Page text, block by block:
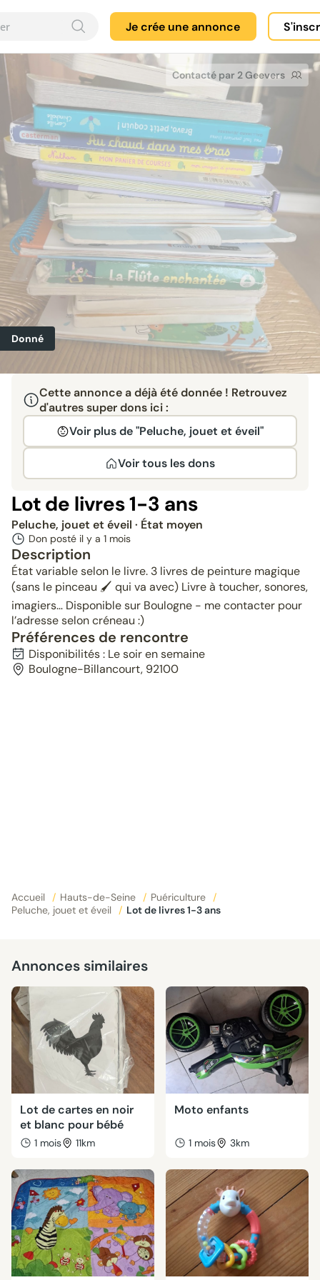
Je crée une annonce
Contacté par 2 Geevers
Donné
Cette annonce a déjà été donnée ! Retrouvez
d'autres super dons ici :
Voir plus de "Peluche, jouet et éveil"
Voir tous les dons
Lot de livres 1-3 ans
Peluche, jouet et éveil · État moyen
Don posté il y a 1 mois
Description
État variable selon le livre. 3 livres de peinture magique
(sans le pinceau 🖌️ qui va avec) Livre à toucher, sonores,
imagiers… Disponible sur Boulogne - me contacter pour
l’adresse selon créneau :)
Préférences de rencontre
Disponibilités : Le soir en semaine
Boulogne-Billancourt, 92100
Accueil / Hauts-de-Seine / Puériculture
/
Peluche, jouet et éveil
/ Lot de livres 1-3 ans
Annonces similaires
Lot de cartes en noir
et blanc pour bébé
1 mois 11km
Moto enfants
1 mois 3km